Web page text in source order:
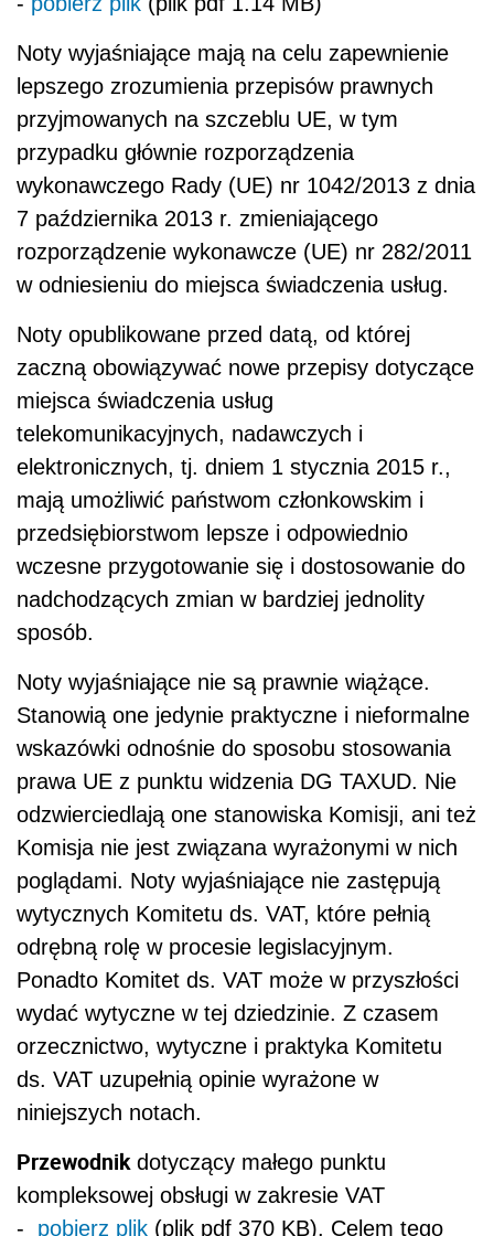
Noty wyjaśniające mają na celu zapewnienie
lepszego zrozumienia przepisów prawnych
przyjmowanych na szczeblu UE, w tym
przypadku głównie rozporządzenia
wykonawczego Rady (UE) nr 1042/2013 z dnia
7 października 2013 r. zmieniającego
rozporządzenie wykonawcze (UE) nr 282/2011
w odniesieniu do miejsca świadczenia usług.
Noty opublikowane przed datą, od której
zaczną obowiązywać nowe przepisy dotyczące
miejsca świadczenia usług
telekomunikacyjnych, nadawczych i
elektronicznych, tj. dniem 1 stycznia 2015 r.,
mają umożliwić państwom członkowskim i
przedsiębiorstwom lepsze i odpowiednio
wczesne przygotowanie się i dostosowanie do
nadchodzących zmian w bardziej jednolity
sposób.
Noty wyjaśniające nie są prawnie wiążące.
Stanowią one jedynie praktyczne i nieformalne
wskazówki odnośnie do sposobu stosowania
prawa UE z punktu widzenia DG TAXUD. Nie
odzwierciedlają one stanowiska Komisji, ani też
Komisja nie jest związana wyrażonymi w nich
poglądami. Noty wyjaśniające nie zastępują
wytycznych Komitetu ds. VAT, które pełnią
odrębną rolę w procesie legislacyjnym.
Ponadto Komitet ds. VAT może w przyszłości
wydać wytyczne w tej dziedzinie. Z czasem
orzecznictwo, wytyczne i praktyka Komitetu
ds. VAT uzupełnią opinie wyrażone w
niniejszych notach.
Przewodnik dotyczący małego punktu
kompleksowej obsługi w zakresie VAT
- pobierz plik (plik pdf 370 KB). Celem tego